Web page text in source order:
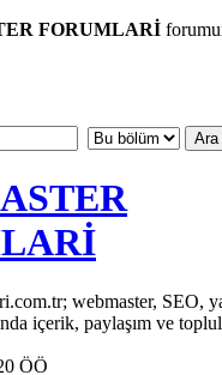
FORUMLARİ
webmaster, SEO,
içerik, paylaşım ve
ÖÖ